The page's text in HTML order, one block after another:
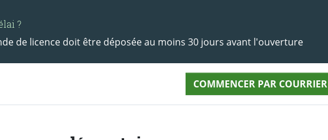
?
de licence doit être déposée au moins 30 jours avant l'ouverture
COMMENCER PAR COURRIER